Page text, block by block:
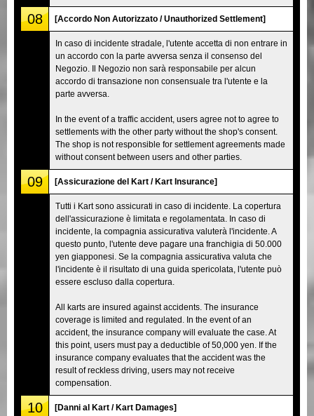
08 [Accordo Non Autorizzato / Unauthorized Settlement]
In caso di incidente stradale, l'utente accetta di non entrare in
un accordo con la parte avversa senza il consenso del
Negozio. Il Negozio non sarà responsabile per alcun
accordo di transazione non consensuale tra l'utente e la
parte avversa.
In the event of a traffic accident, users agree not to agree to
settlements with the other party without the shop's consent.
The shop is not responsible for settlement agreements made
without consent between users and other parties.
09 [Assicurazione del Kart / Kart Insurance]
Tutti i Kart sono assicurati in caso di incidente. La copertura
dell'assicurazione è limitata e regolamentata. In caso di
incidente, la compagnia assicurativa valuterà l'incidente. A
questo punto, l'utente deve pagare una franchigia di 50.000
yen giapponesi. Se la compagnia assicurativa valuta che
l'incidente è il risultato di una guida spericolata, l'utente può
essere escluso dalla copertura.
All karts are insured against accidents. The insurance
coverage is limited and regulated. In the event of an
accident, the insurance company will evaluate the case. At
this point, users must pay a deductible of 50,000 yen. If the
insurance company evaluates that the accident was the
result of reckless driving, users may not receive
compensation.
10 [Danni al Kart / Kart Damages]